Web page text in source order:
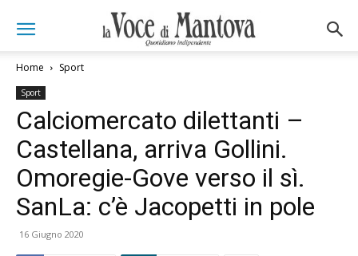
Home Sport
Sport
Calciomercato dilettanti –
Castellana, arriva Gollini.
Omoregie-Gove verso il sì.
SanLa: c’è Jacopetti in pole
16 Giugno 2020